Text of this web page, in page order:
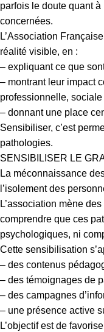
parfois le doute quant
concernées.
L’Association
réalité visible, en :
– expliquant ce que
– montrant leur impact
professionnelle,
– donnant une place
Sensibiliser, c’est
pathologies.
SENSIBILISER LE
La méconnaissance
l’isolement des
L’association mène
comprendre que ces
psychologiques, ni
Cette sensibilisation
– des contenus
– des témoignages de
– des campagnes
– une présence active
L’objectif est de